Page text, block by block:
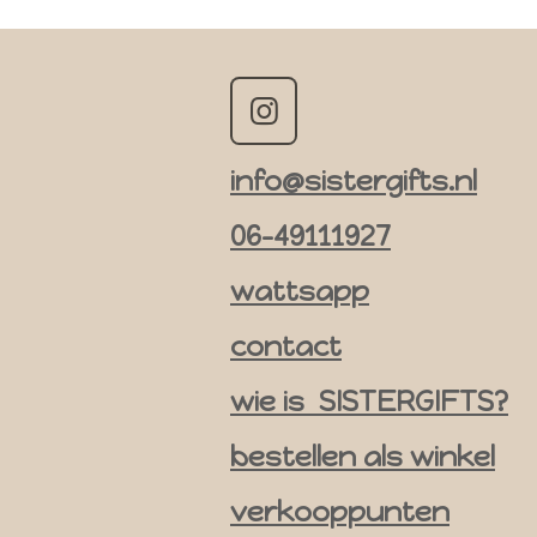
I
s
a
g
a
m
info@sistergifts.nl
06-49111927
wattsapp
contact
wie is SISTERGIFTS?
bestellen als winkel
verkooppunten